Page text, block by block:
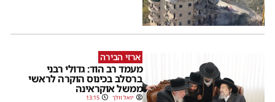
ארזי הבירה
מעמד רב הוד: גדולי רבני
ברסלב בכינוס הוקרה לראשי
ממשל אוקראינה
יואל וולך 13:15